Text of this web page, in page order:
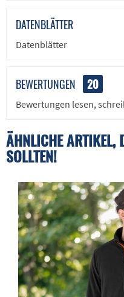
DATENBLÄTTER
Datenblätter
BEWERTUNGEN 20
Bewertungen lesen,
ÄHNLICHE ARTIKEL,
SOLLTEN!